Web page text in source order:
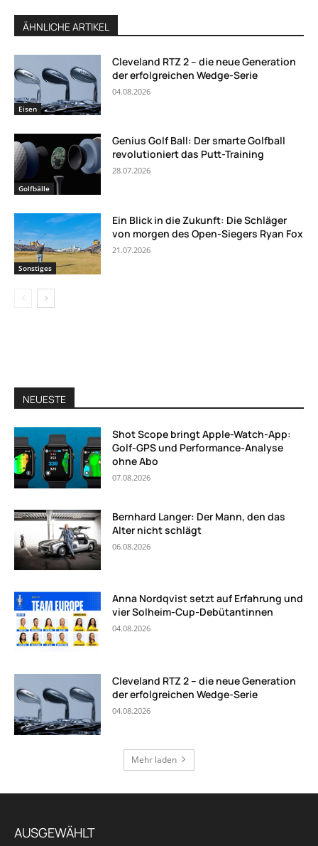
ÄHNLICHE ARTIKEL
Eisen
Cleveland RTZ 2 – die neue Generation
der erfolgreichen Wedge-Serie
04.08.2026
Golfbälle
Genius Golf Ball: Der smarte Golfball
revolutioniert das Putt-Training
28.07.2026
Sonstiges
Ein Blick in die Zukunft: Die Schläger
von morgen des Open-Siegers Ryan Fox
21.07.2026
NEUESTE
Shot Scope bringt Apple-Watch-App:
Golf-GPS und Performance-Analyse
ohne Abo
07.08.2026
Bernhard Langer: Der Mann, den das
Alter nicht schlägt
06.08.2026
Anna Nordqvist setzt auf Erfahrung und
vier Solheim-Cup-Debütantinnen
04.08.2026
Cleveland RTZ 2 – die neue Generation
der erfolgreichen Wedge-Serie
04.08.2026
Mehr laden
AUSGEWÄHLT